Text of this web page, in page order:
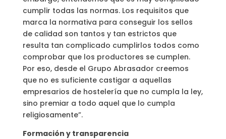
cumplir todas las normas. Los requisitos que
marca la normativa para conseguir los sellos
de calidad son tantos y tan estrictos que
resulta tan complicado cumplirlos todos como
comprobar que los productores se cumplen.
Por eso, desde el Grupo Abrasador creemos
que no es suficiente castigar a aquellas
empresarios de hostelería que no cumpla la ley,
sino premiar a todo aquel que lo cumpla
religiosamente”.
Formación y transparencia